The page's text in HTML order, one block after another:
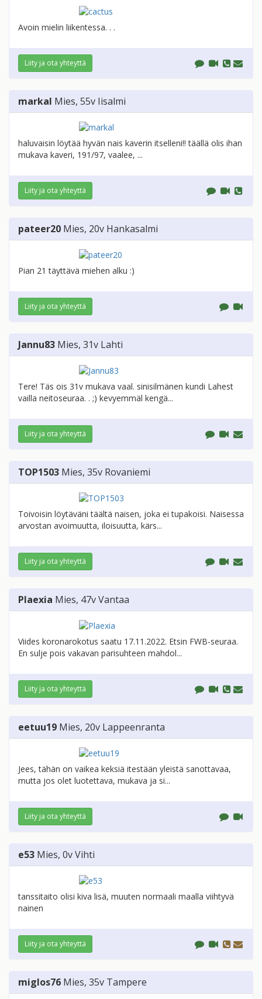
Avoin mielin liikentessa. . .
Liity ja ota yhteyttä
markal Mies, 55v Iisalmi
haluvaisin löytää hyvän nais kaverin itselleni!! täällä olis ihan
mukava kaveri, 191/97, vaalee, ...
Liity ja ota yhteyttä
pateer20 Mies, 20v Hankasalmi
Pian 21 täyttävä miehen alku :)
Liity ja ota yhteyttä
Jannu83 Mies, 31v Lahti
Tere! Täs ois 31v mukava vaal. sinisilmänen kundi Lahest
vailla neitoseuraa. . ;) kevyemmäl kengä...
Liity ja ota yhteyttä
TOP1503 Mies, 35v Rovaniemi
Toivoisin löytäväni täältä naisen, joka ei tupakoisi. Naisessa
arvostan avoimuutta, iloisuutta, kärs...
Liity ja ota yhteyttä
Plaexia Mies, 47vVantaa
Viides koronarokotus saatu 17.11.2022. Etsin FWB-seuraa.
En sulje pois vakavan parisuhteen mahdol...
Liity ja ota yhteyttä
eetuu19 Mies, 20v Lappeenranta
Jees, tähän on vaikea keksiä itestään yleistä sanottavaa,
mutta jos olet luotettava, mukava ja si...
Liity ja ota yhteyttä
e53 Mies, 0vVihti
tanssitaito olisi kiva lisä, muuten normaali maalla viihtyvä
nainen
Liity ja ota yhteyttä
miglos76 Mies, 35v Tampere